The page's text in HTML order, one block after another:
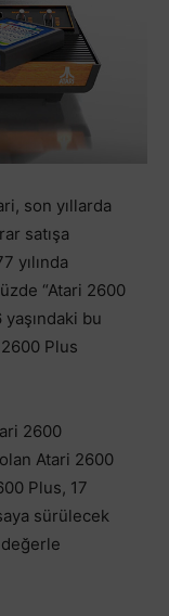
son yıllarda
satışa
yılında
“Atari 2600
bu
Plus
2600
Atari 2600
Plus, 17
sürülecek